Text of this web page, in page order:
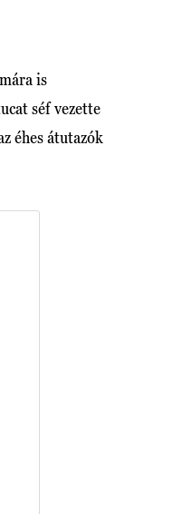
is
séf vezette
éhes átutazók